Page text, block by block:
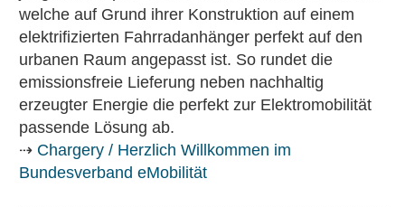
welche auf Grund ihrer Konstruktion auf einem
elektrifizierten Fahrradanhänger perfekt auf den
urbanen Raum angepasst ist. So rundet die
emissionsfreie Lieferung neben nachhaltig
erzeugter Energie die perfekt zur Elektromobilität
passende Lösung ab.
⇢ Chargery / Herzlich Willkommen im
Bundesverband eMobilität